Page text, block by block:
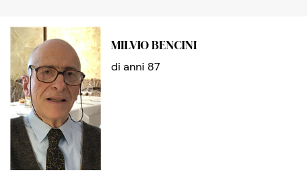
MILVIO BENCINI
di anni 87